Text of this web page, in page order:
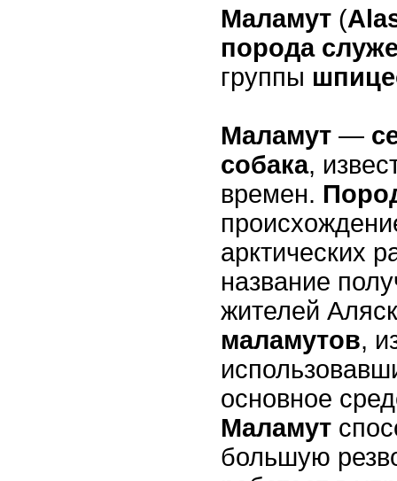
Маламут (
порода
группы
Маламут —
собака,
времен.
арктических
название
жителей
маламутов,
основное
Маламут
большую